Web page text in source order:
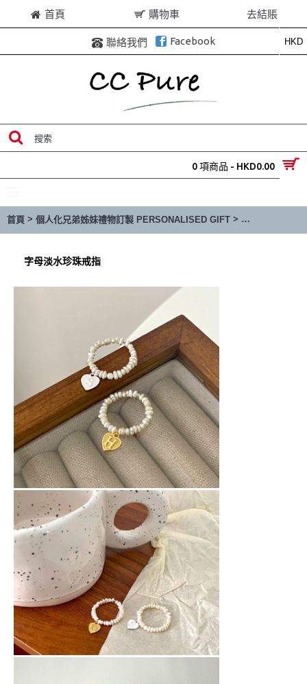
首頁 購物車 去結賬
HKD
聯絡我們 Facebook
0 項商品 - HKD0.00
首頁 > 個人化兄弟姊妹禮物訂製 PERSONALISED GIFT > Gifts for
字母淡水珍珠戒指